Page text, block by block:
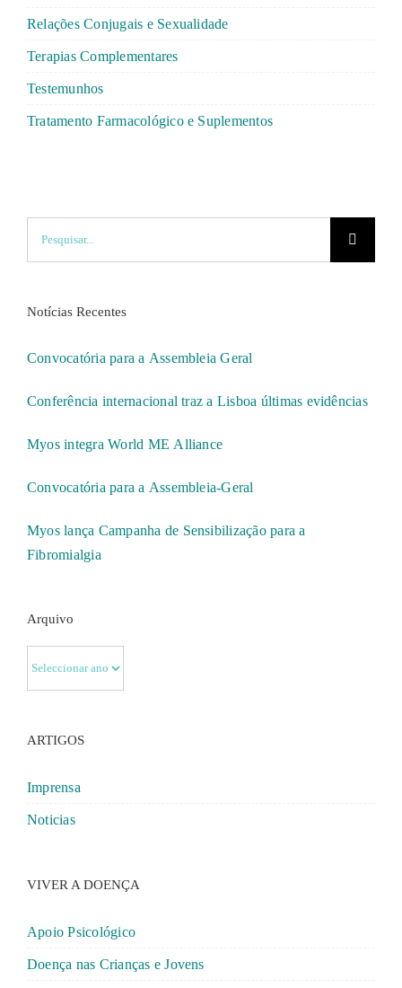
Notícias Recentes
Convocatória para a Assembleia Geral
Conferência internacional traz a Lisboa últimas evidências
Myos integra World ME Alliance
Convocatória para a Assembleia-Geral
Myos lança Campanha de Sensibilização para a
Fibromialgia
Arquivo
ARTIGOS
Imprensa
Noticias
VIVER A DOENÇA
Apoio Psicológico
Doença nas Crianças e Jovens
Relações Conjugais e Sexualidade
Terapias Complementares
Testemunhos
Tratamento Farmacológico e Suplementos